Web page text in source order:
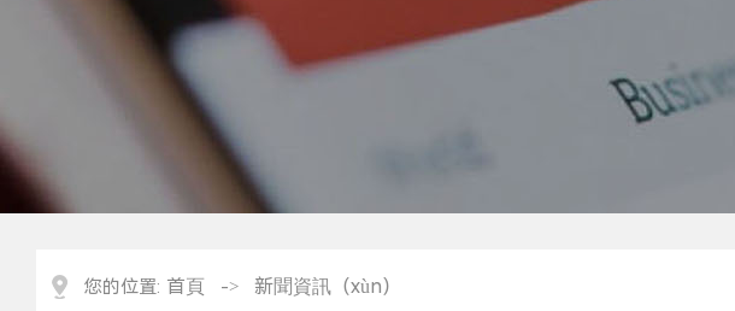
您的位置: 首頁 -> 新聞資訊（xùn）